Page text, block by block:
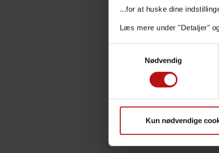
...for at huske dine
Læs mere under "Detaljer"
Nødvendig
Kun nødvendige
Der er
Virum i
Den
at
”Vi
fortsat